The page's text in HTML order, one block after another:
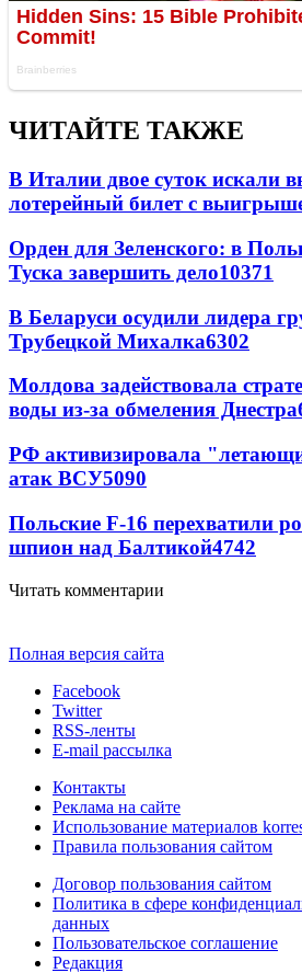
ЧИТАЙТЕ ТАКЖЕ
В Италии двое суток искали
лотерейный билет с
Орден для Зеленского: в
Туска завершить дело10371
В Беларуси осудили лидера
Трубецкой Михалка6302
Молдова задействовала
воды из-за обмеления Днестра
РФ активизировала
атак ВСУ5090
Польские F-16 перехватили
шпион над Балтикой4742
Читать комментарии
Полная версия сайта
Facebook
Twitter
RSS-ленты
E-mail рассылка
Контакты
Реклама на сайте
Использование материалов
Правила пользования сайтом
Договор пользования сайтом
Политика в сфере
данных
Пользовательское соглашение
Редакция